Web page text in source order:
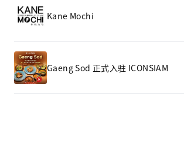
Kane Mochi
Gaeng Sod 正式入驻 ICONSIAM